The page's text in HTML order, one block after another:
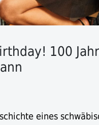
100
eines